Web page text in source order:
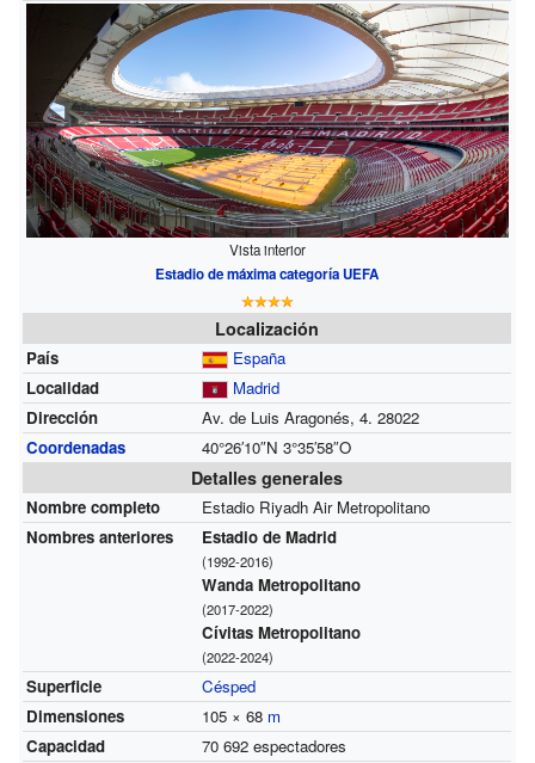
Vista interior
Estadio de máxima categoría UEFA
Localización
País
España
Localidad
Madrid
Dirección
Av. de Luis Aragonés, 4. 28022
Coordenadas
40°26′10″N 3°35′58″O
Detalles generales
Nombre completo
Estadio Riyadh Air Metropolitano
Nombres anteriores
Estadio de Madrid
(1992-2016)
Wanda Metropolitano
(2017-2022)
Cívitas Metropolitano
(2022-2024)
Superficie
Césped
Dimensiones
105 × 68 m
Capacidad
70 692 espectadores